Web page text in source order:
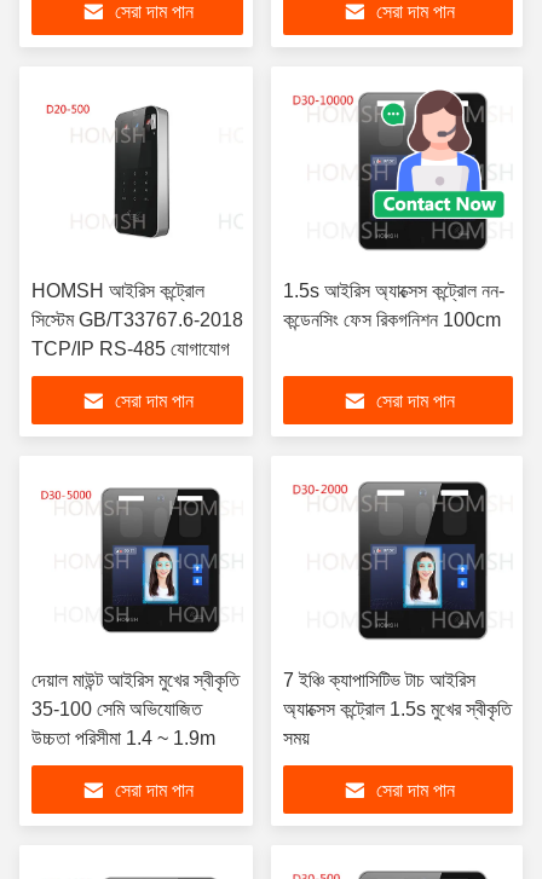
সেরা দাম পান সেরা দাম পান
HOMSH আইরিস কন্ট্রোল
সিস্টেম GB/T33767.6-2018
TCP/IP RS-485 যোগাযোগ
সেরা দাম পান
1.5s আইরিস অ্যাক্সেস কন্ট্রোল নন-
কন্ডেনসিং ফেস রিকগনিশন 100cm
সেরা দাম পান
দেয়াল মাউন্ট আইরিস মুখের স্বীকৃতি
35-100 সেমি অভিযোজিত
উচ্চতা পরিসীমা 1.4 ~ 1.9m
সেরা দাম পান
7 ইঞ্চি ক্যাপাসিটিভ টাচ আইরিস
অ্যাক্সেস কন্ট্রোল 1.5s মুখের স্বীকৃতি
সময়
সেরা দাম পান